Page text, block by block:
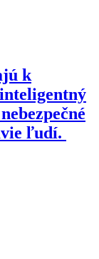
k
ľudí.